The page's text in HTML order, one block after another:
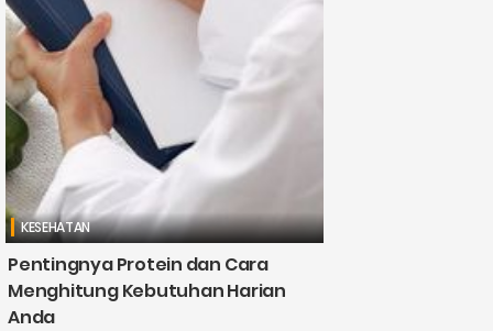
KESEHATAN
Pentingnya Protein dan Cara
Menghitung Kebutuhan Harian
Anda